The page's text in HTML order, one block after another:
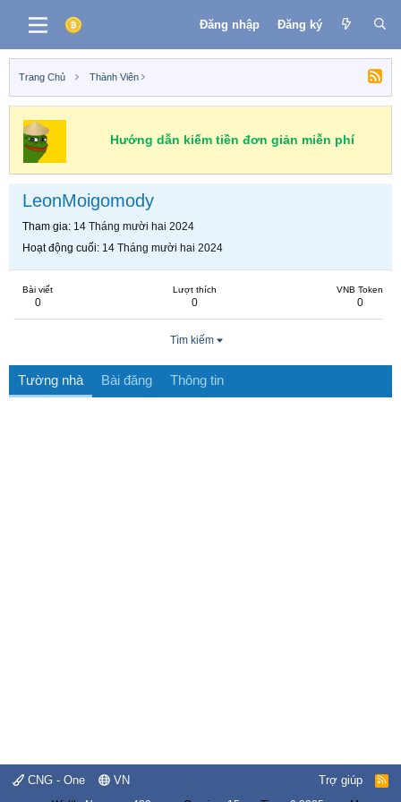
Đăng nhập Đăng ký
Trang Chủ Thành Viên
Hướng dẫn kiếm tiền đơn giản miễn phí
LeonMoigomody
Tham gia 14 Tháng mười hai 2024
Hoạt động cuối 14 Tháng mười hai 2024
Bài viết
0
Lượt thích
0
VNB Token
0
Tìm kiếm
Tường nhà Bài đăng Thông tin
CNG - One VN Trợ giúp
R